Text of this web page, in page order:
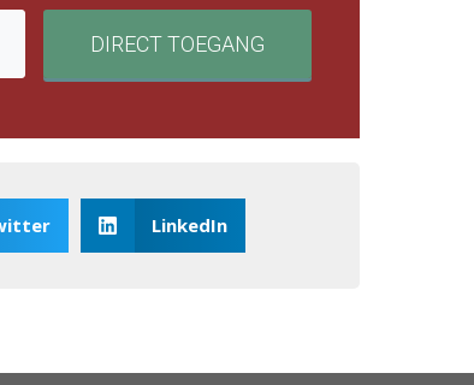
DIRECT TOEGANG
LinkedIn